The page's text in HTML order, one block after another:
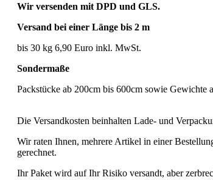
Wir versenden mit DPD und GLS.
Versand bei einer Länge bis 2 m
bis 30 kg 6,90 Euro inkl. MwSt.
Sondermaße
Packstücke ab 200cm bis 600cm sowie Gewichte
Die Versandkosten beinhalten Lade- und
Wir raten Ihnen, mehrere Artikel in einer
gerechnet.
Ihr Paket wird auf Ihr Risiko versandt, aber